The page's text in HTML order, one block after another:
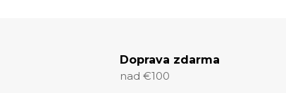
Doprava zdarma
nad €100